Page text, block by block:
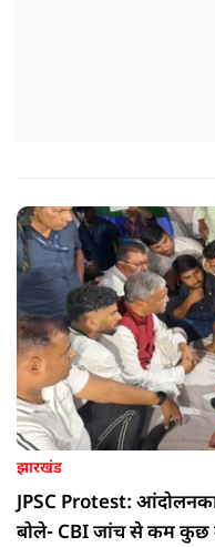
झारखंड
JPSC Protest:
बोले- CBI जांच से कम कुछ